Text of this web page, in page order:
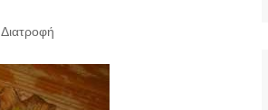
Διατροφή